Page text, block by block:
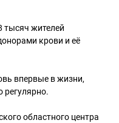
тысяч жителей
крови и её
впервые в жизни,
регулярно.
областного центра